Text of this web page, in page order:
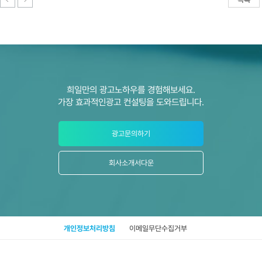
희일만의 광고노하우를 경험해보세요.
가장 효과적인광고 컨설팅을 도와드립니다.
광고문의하기
회사소개서다운
개인정보처리방침 이메일무단수집거부